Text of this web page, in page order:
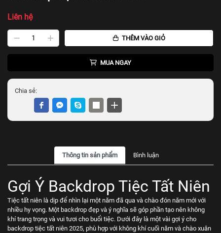
Liên hệ
THÊM VÀO GIỎ
MUA NGAY
Chia sẻ:
Thông tin sản phẩm Bình luận
Gợi Ý Backdrop Tiệc Tất Niên
Tiệc tất niên là dịp để nhìn lại một năm đã qua và chào đón năm mới với
nhiều hy vọng. Một backdrop đẹp và ý nghĩa sẽ góp phần tạo nên không
khí trang trọng và vui tươi cho buổi tiệc. Dưới đây là một vài gợi ý cho
backdrop tiệc tất niên 2025, phù hợp với không khí cuối năm và chào xuân